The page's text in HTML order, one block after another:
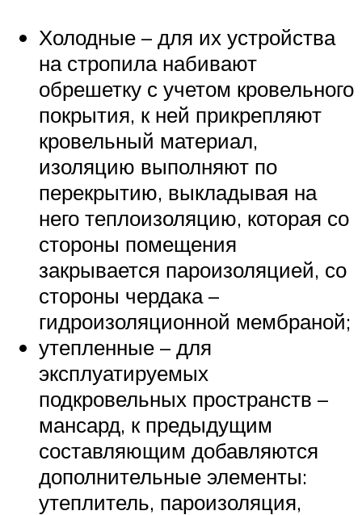
Холодные – для их устройства
на стропила набивают
обрешетку с учетом кровельного
покрытия, к ней прикрепляют
кровельный материал,
изоляцию выполняют по
перекрытию, выкладывая на
него теплоизоляцию, которая со
стороны помещения
закрывается пароизоляцией, со
стороны чердака –
гидроизоляционной мембраной;
утепленные – для
эксплуатируемых
подкровельных пространств –
мансард, к предыдущим
составляющим добавляются
дополнительные элементы:
утеплитель, пароизоляция,